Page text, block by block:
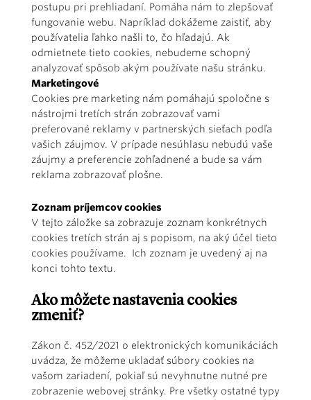
postupu pri prehliadaní. Pomáha nám to zlepšovať
fungovanie webu. Napríklad dokážeme zaistiť, aby
používatelia ľahko našli to, čo hľadajú. Ak
odmietnete tieto cookies, nebudeme schopný
analyzovať spôsob akým používate našu stránku.
Marketingové
Cookies pre marketing nám pomáhajú spoločne s
nástrojmi tretích strán zobrazovať vami
preferované reklamy v partnerských sieťach podľa
vašich záujmov. V prípade nesúhlasu nebudú vaše
záujmy a preferencie zohľadnené a bude sa vám
reklama zobrazovať plošne.
Zoznam príjemcov cookies
V tejto záložke sa zobrazuje zoznam konkrétnych
cookies tretích strán aj s popisom, na aký účel tieto
cookies používame. Ich zoznam je uvedený aj na
konci tohto textu.
Ako môžete nastavenia cookies
zmeniť?
Zákon č. 452/2021 o elektronických komunikáciách
uvádza, že môžeme ukladať súbory cookies na
vašom zariadení, pokiaľ sú nevyhnutne nutné pre
zobrazenie webovej stránky. Pre všetky ostatné typy